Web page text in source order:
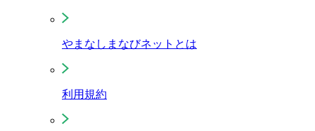
やまなしまなびネットとは
利用規約